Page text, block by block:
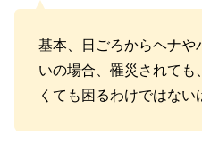
基本、日ごろからヘナや
いの場合、罹災されても
くても困るわけではない